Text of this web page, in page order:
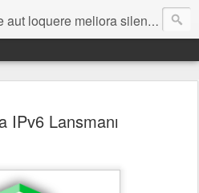
aut loquere meliora silentio
IPv6 Lansmanı